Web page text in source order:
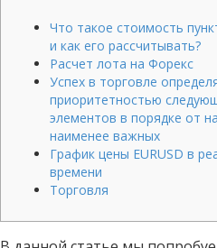
Что такое стоимость
и как его рассчитывать?
Расчет лота на Форекс
Успех в торговле
приоритетностью
элементов в порядке от
наименее важных
График цены EURUSD в
времени
Торговля